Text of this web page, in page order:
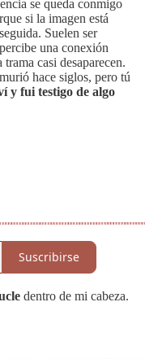
se queda conmigo
si la imagen está
Suelen ser
una conexión
casi desaparecen.
hace siglos, pero tú
y fui testigo de algo
Suscribirse
dentro de mi cabeza.